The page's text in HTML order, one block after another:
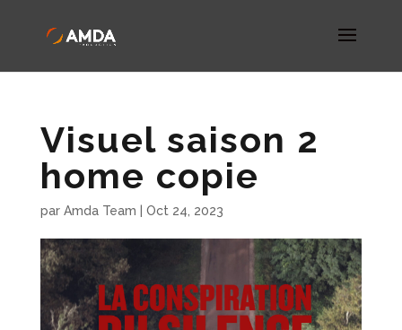
Visuel saison 2
home copie
par Amda Team Oct 24, 2023